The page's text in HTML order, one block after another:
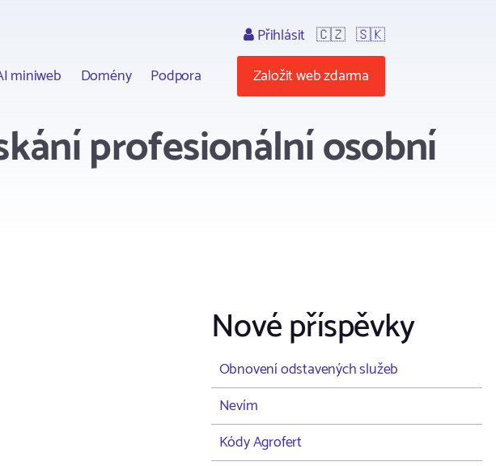
miniweb Domény Podpora
Přihlásit 🇨🇿 🇸🇰
Založit web zdarma
profesionální osobní
Nové příspěvky
Obnovení odstavených služeb
Nevím
Kódy Agrofert